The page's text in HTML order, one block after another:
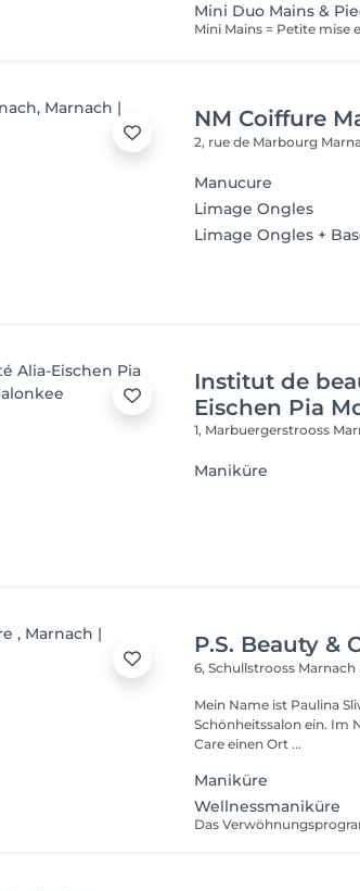
Mini Duo Mains &
NM Coiffure
2, rue de Marbourg
Manucure
Limage Ongles
Limage Ongles +
Institut de
Eischen Pia
1, Marbuergerstrooss
Maniküre
P.S. Beauty &
6, Schullstrooss Marnach
Mein Name ist Paulina
Schönheitssalon ein. Im
Care einen Ort ...
Maniküre
Wellnessmaniküre